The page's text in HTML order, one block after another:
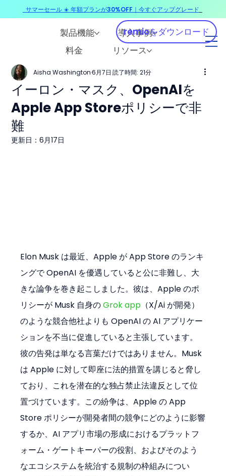
製品機能
導入事例
料金
リソース
remioをダウンロード
イーロン・マスク、OpenAIを
Apple App Storeポリシーで非
難
Aisha Washington 6月7日 読了時間: 21分
更新日：6月17日
Elon Musk は最近、Apple が App Store のランキ
ングで OpenAI を優遇していると公に非難し、大
きな論争を巻き起こしました。彼は、Apple のポ
リシーが Musk 自身の Grok app （X/Ai が開発）
のような競合他社よりも OpenAI の AI アプリケー
ションを不当に促進していると主張しています。
彼の告発は単なる言葉だけではありません。Musk
は Apple に対して即座に法的措置を講じると脅し
ており、これを潜在的な独占禁止法違反として位
置づけています。この紛争は、Apple の App
Store ポリシーが開発者間の競争にどのように影響
するか、AI アプリ市場の形成におけるプラットフ
ォーム・ゲートキーパーの役割、およびそのよう
なエコシステムを統治する規制の枠組みについ
サマーセール ☀️ 年額プランが30%OFF｜今すぐアップグレード